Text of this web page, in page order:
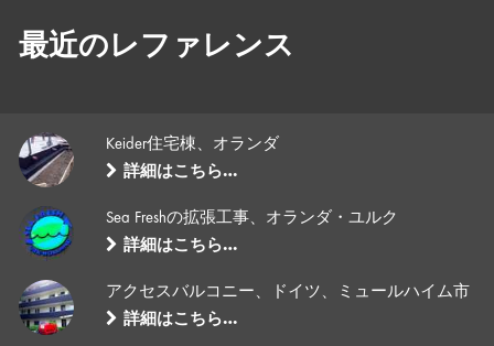
最近のレファレンス
Keider住宅棟、オランダ
詳細はこちら…
Sea Freshの拡張工事、オランダ・ユルク
詳細はこちら…
アクセスバルコニー、ドイツ、ミュールハイム市
詳細はこちら…